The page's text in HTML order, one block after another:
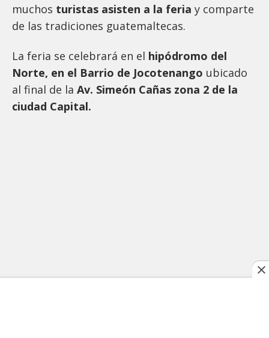
muchos turistas asisten a la feria y comparte
de las tradiciones guatemaltecas.
La feria se celebrará en el hipódromo del
Norte, en el Barrio de Jocotenango ubicado
al final de la Av. Simeón Cañas zona 2 de la
ciudad Capital.